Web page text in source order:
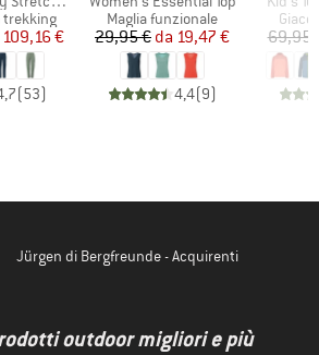
trekking
ridotto
109,16 €
(53)
Gruppo di prodotti
Maglia funzionale
Prezzo
29,95 € Prezzo ridotto
da 19,47 €
4,4(9)
69,95
Jürgen di Bergfreunde - Acquirenti
outdoor migliori e più